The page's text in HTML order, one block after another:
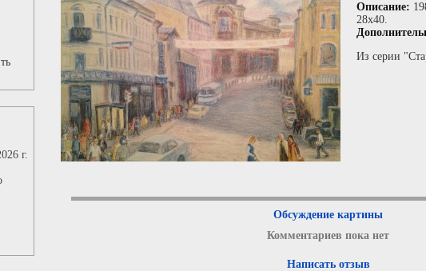
г.
Описание:
28x40.
Из серии
Обсуждение картины
Комментариев пока нет
Написать отзыв